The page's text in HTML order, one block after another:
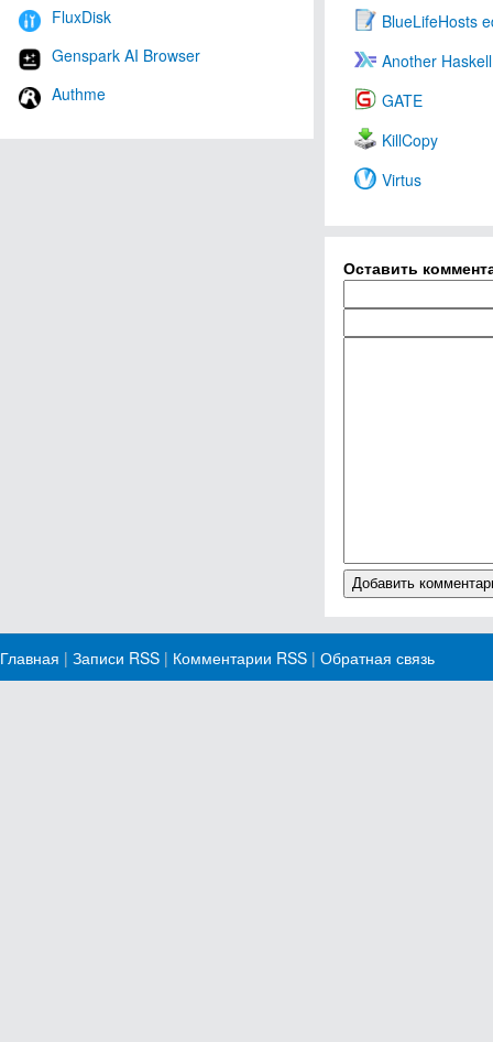
FluxDisk
Genspark AI Browser
Authme
BlueLifeHosts
Another
GATE
KillCopy
Virtus
Оставить
Главная | Записи RSS | Комментарии RSS | Обратная связь